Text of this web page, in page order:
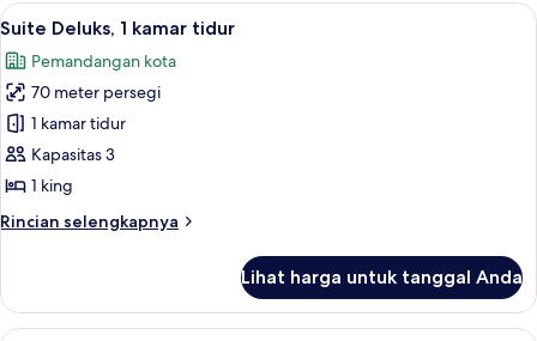
Tempat
King
Lihat
semua
foto
untuk
Suite
Deluks,
1
tidur
Televisi layar datar 42-inci dengan
12
Suite Deluks, 1 kamar tidur
Pemandangan kota
70 meter persegi
1 kamar tidur
Kapasitas 3
1 king
Rincian selengkapnya
Rincian
Suite
Deluks,
Lihat harga untuk tanggal Anda